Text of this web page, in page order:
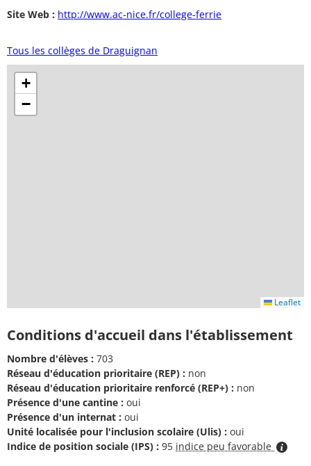
Site Web : http://www.ac-nice.fr/college-ferrie
Tous les collèges de Draguignan
+
−
Leaflet
Conditions d'accueil dans l'établissement
Nombre d'élèves : 703
Réseau d'éducation prioritaire (REP) : non
Réseau d'éducation prioritaire renforcé (REP+) : non
Présence d'une cantine : oui
Présence d'un internat : oui
Unité localisée pour l'inclusion scolaire (Ulis) : oui
Indice de position sociale (IPS) : 95 indice peu favorable